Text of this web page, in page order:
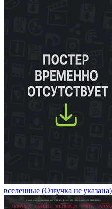
вселенные (Озвучка не указана)